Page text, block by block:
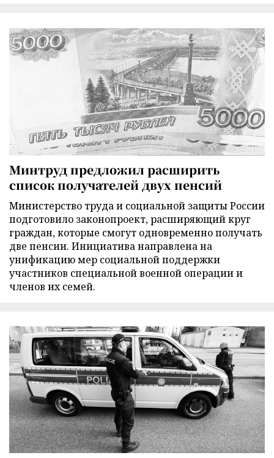
Минтруд предложил расширить
список получателей двух пенсий
Министерство труда и социальной защиты России
подготовило законопроект, расширяющий круг
граждан, которые смогут одновременно получать
две пенсии. Инициатива направлена на
унификацию мер социальной поддержки
участников специальной военной операции и
членов их семей.